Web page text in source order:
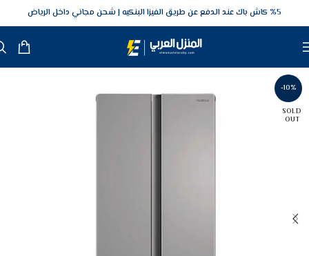
5‎% كاش باك عند الدفع عن طريق الفيزا البنكيه شحن مجاني داخل الرياض
-10%
SOLD
OUT